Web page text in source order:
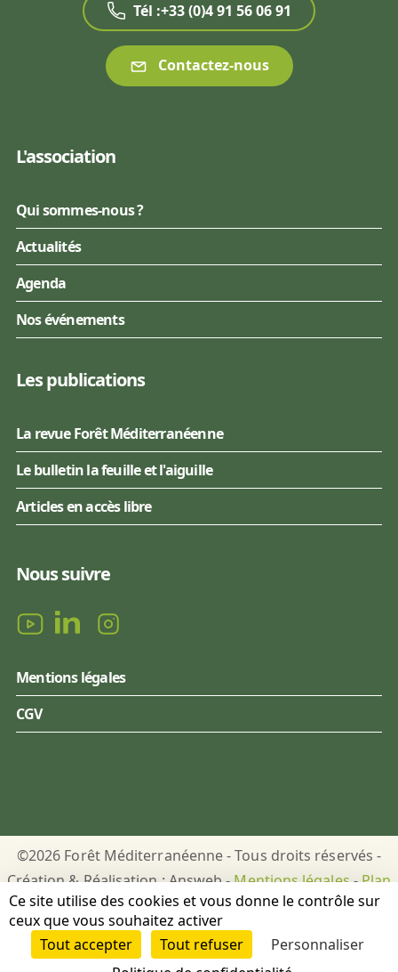
Tél :+33 (0)4 91 56 06 91
Contactez-nous
L'association
Qui sommes-nous ?
Actualités
Agenda
Nos événements
Les publications
La revue Forêt Méditerranéenne
Le bulletin la feuille et l'aiguille
Articles en accès libre
Nous suivre
Mentions légales
CGV
©2026 Forêt Méditerranéenne - Tous droits réservés -
Création & Réalisation : Answeb -Mentions légales-Plan
du site-Gestion des cookies
DON PUBLICATIONS
Ce site utilise des cookies et vous donne le contrôle sur
ceux que vous souhaitez activer
Tout accepter
Tout refuser
Personnaliser